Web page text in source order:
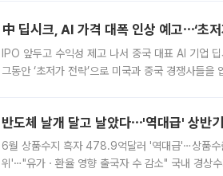
中 딥시크, AI 가격 대폭 인상 예고⋯‘초저
IPO 앞두고 수익성 제고 나서 중국 대표 AI 기업
그동안 ‘초저가 전략’으로 미국과 중국 경쟁사들
반도체 날개 달고 날았다⋯'역대급' 상반
6월 상품수지 흑자 478.9억달러 '역대급'⋯상품
위'⋯"유가ㆍ환율 영향 출국자 수 감소" 국내 경상